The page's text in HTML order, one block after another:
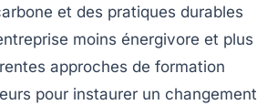
et des pratiques durables
moins énergivore et plus
approches de formation
pour instaurer un changement